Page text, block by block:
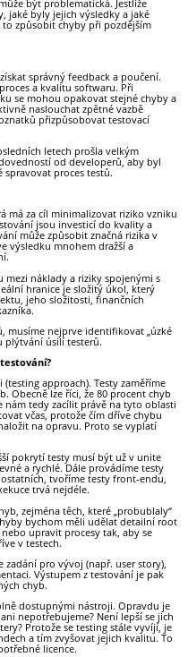
být problematická. Jestliže
jaké byly jejich výsledky a jaké
způsobit chyby při pozdějším
správný feedback a poučení.
a kvalitu softwaru. Při
se mohou opakovat stejné chyby a
naslouchat zpětné vazbě
přizpůsobovat testovací
letech prošla velkým
od developerů, aby byl
proces testů.
má za cíl minimalizovat riziko vzniku
jsou investicí do kvality a
může způsobit značná rizika v
výsledku mnohem dražší a
mezi náklady a riziky spojenými s
hranice je složitý úkol, který
jeho složitosti, finančních
musíme nejprve identifikovat „úzké
plýtvání úsilí testerů.
approach). Testy zaměříme
Obecně lze říci, že 80 procent chyb
nám tedy zacílit právě na tyto oblasti
včas, protože čím dříve chybu
na opravu. Proto se vyplatí
pokrytí testy musí být už v unite
a rychlé. Dále provádíme testy
tvoříme testy front-endu,
trvá nejdéle.
zejména těch, které „probublaly“
bychom měli udělat detailní root
upravit procesy tak, aby se
v testech.
pro vývoj (např. user story),
Výstupem z testování je pak
chyb.
dostupnými nástroji. Opravdu je
nepotřebujeme? Není lepší se jich
Protože se testing stále vyvíjí, je
a tím zvyšovat jejich kvalitu. To
licence.